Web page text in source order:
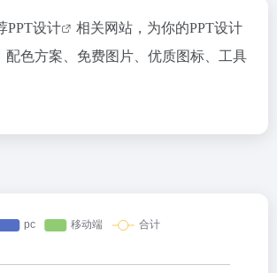
PPT设计
相关网站，为你的PPT设计
配色方案、免费图片、优质图标、工具